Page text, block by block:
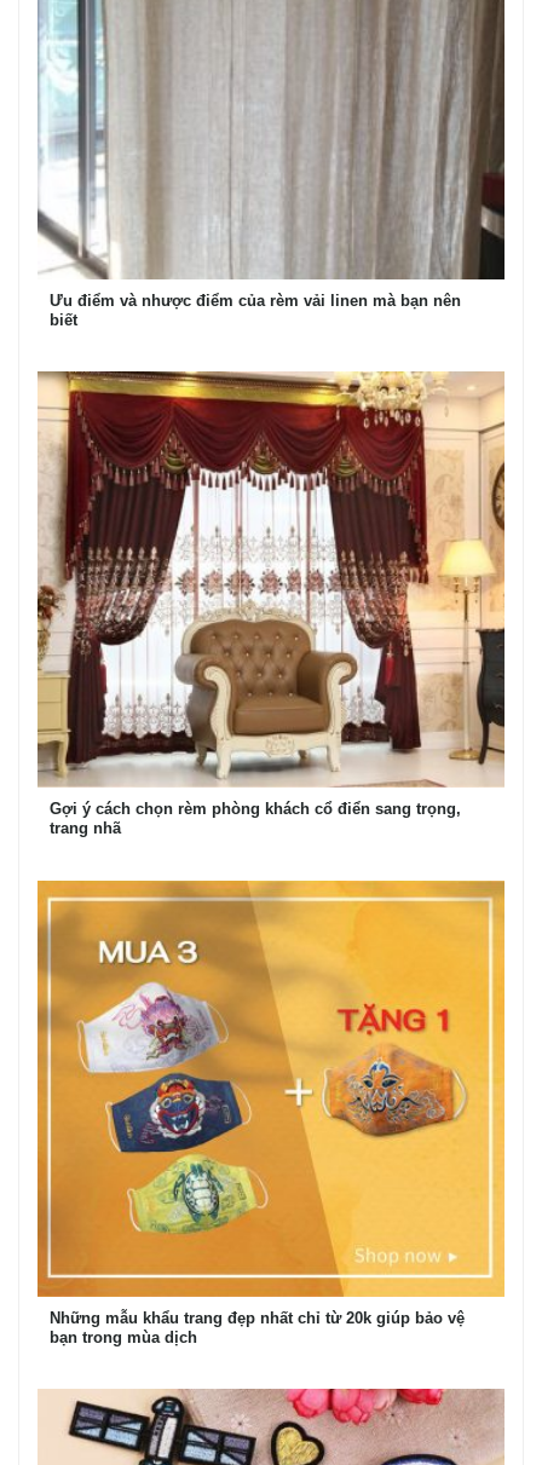
Ưu điểm và nhược điểm của rèm vải linen mà bạn nên
biết
Gợi ý cách chọn rèm phòng khách cổ điển sang trọng,
trang nhã
Những mẫu khẩu trang đẹp nhất chỉ từ 20k giúp bảo vệ
bạn trong mùa dịch